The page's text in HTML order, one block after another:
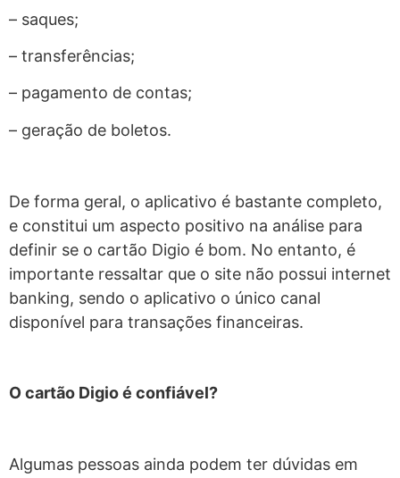
– saques;
– transferências;
– pagamento de contas;
– geração de boletos.
De forma geral, o aplicativo é bastante completo,
e constitui um aspecto positivo na análise para
definir se o cartão Digio é bom. No entanto, é
importante ressaltar que o site não possui internet
banking, sendo o aplicativo o único canal
disponível para transações financeiras.
O cartão Digio é confiável?
Algumas pessoas ainda podem ter dúvidas em